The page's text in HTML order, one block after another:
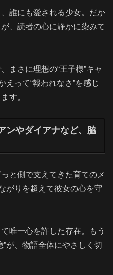
誰にも愛される少女。だか
、読者の心に静かに染みて
まさに理想の“王子様”キャ
えって“報われなさ”を感じ
す。
ンやダイアナなど、脇
と側で支えてきた育てのメ
がりを超えて彼女の心を守
唯一心を許した存在。もう
”が、物語全体にやさしく切